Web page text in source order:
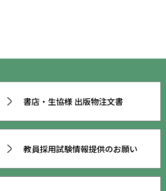
書店・生協様 出版物注文書
教員採用試験情報提供のお願い